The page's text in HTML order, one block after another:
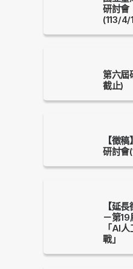
研討會
(113/4/
第六屆
截止)
【徵
研討會
【延
－第
「AI
戰」